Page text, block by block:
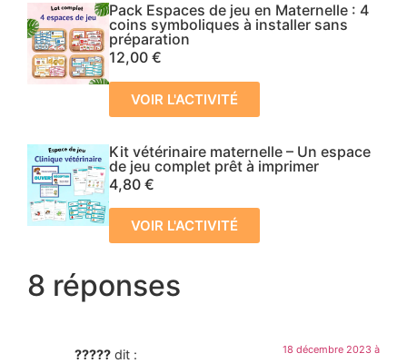
Pack Espaces de jeu en Maternelle : 4
coins symboliques à installer sans
préparation
12,00 €
VOIR L'ACTIVITÉ
Kit vétérinaire maternelle – Un espace
de jeu complet prêt à imprimer
4,80 €
VOIR L'ACTIVITÉ
8 réponses
????? dit : 18 décembre 2023 à